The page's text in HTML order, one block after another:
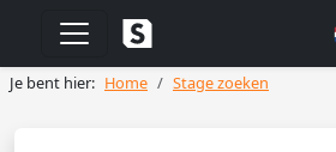
Je bent hier: Home Stage zoeken